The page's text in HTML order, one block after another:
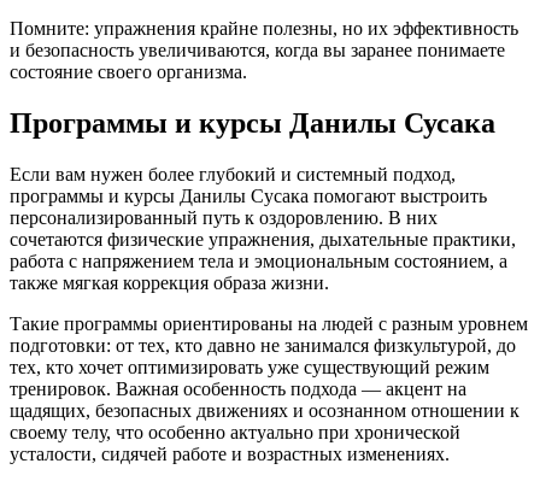
Помните: упражнения крайне полезны, но их эффективность
и безопасность увеличиваются, когда вы заранее понимаете
состояние своего организма.
Программы и курсы Данилы Сусака
Если вам нужен более глубокий и системный подход,
программы и курсы Данилы Сусака помогают выстроить
персонализированный путь к оздоровлению. В них
сочетаются физические упражнения, дыхательные практики,
работа с напряжением тела и эмоциональным состоянием, а
также мягкая коррекция образа жизни.
Такие программы ориентированы на людей с разным уровнем
подготовки: от тех, кто давно не занимался физкультурой, до
тех, кто хочет оптимизировать уже существующий режим
тренировок. Важная особенность подхода — акцент на
щадящих, безопасных движениях и осознанном отношении к
своему телу, что особенно актуально при хронической
усталости, сидячей работе и возрастных изменениях.